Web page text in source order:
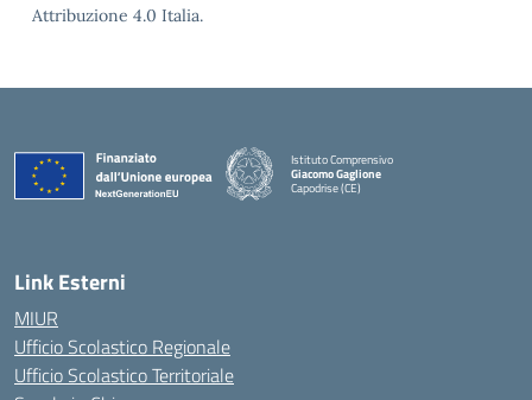
Attribuzione 4.0 Italia.
Istituto Comprensivo
Giacomo Gaglione
Capodrise (CE)
— Visita la pagina iniziale della scuola
Link Esterni
MIUR
Ufficio Scolastico Regionale
Ufficio Scolastico Territoriale